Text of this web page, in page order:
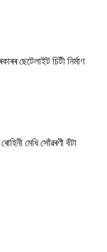
ছেটেলাইট চিটী নিৰ্মাণ
ৰোহিনী মেধি সোঁৱৰণী বঁটা